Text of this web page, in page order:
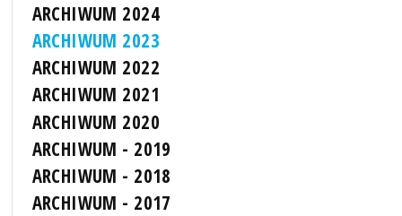
ARCHIWUM 2024
ARCHIWUM 2023
ARCHIWUM 2022
ARCHIWUM 2021
ARCHIWUM 2020
ARCHIWUM - 2019
ARCHIWUM - 2018
ARCHIWUM - 2017